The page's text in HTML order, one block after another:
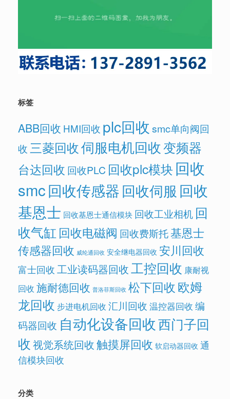
标签
ABB回收 HMI回收 plc回收 smc单向阀回
收 三菱回收伺服电机回收变频器
台达回收 回收PLC 回收plc模块 回收
smc回收传感器回收伺服 回收
基恩士 回收基恩士通信模块 回收工业相机 回
收气缸 回收电磁阀 回收费斯托基恩士
传感器回收 威纶通回收 安全继电器回收 安川回收
富士回收 工业读码器回收工控回收 康耐视
回收 施耐德回收 普洛菲斯回收 松下回收欧姆
龙回收 步进电机回收 汇川回收 温控器回收 编
码器回收 自动化设备回收西门子回
收视觉系统回收触摸屏回收 软启动器回收 通
信模块回收
分类